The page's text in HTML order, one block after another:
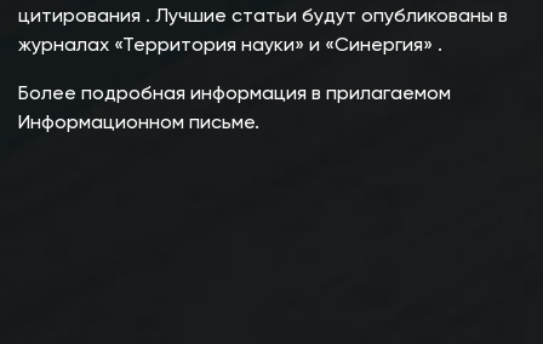
цитирования . Лучшие статьи будут опубликованы в
журналах «Территория науки» и «Синергия» .
Более подробная информация в прилагаемом
Информационном письме.